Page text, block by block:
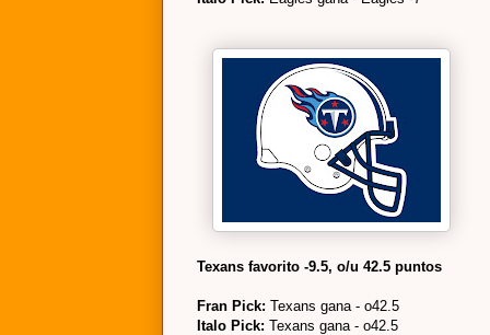
Texans favorito -9.5, o/u 42.5 puntos
Fran Pick:Texans gana - o42.5
Italo Pick:Texans gana - o42.5